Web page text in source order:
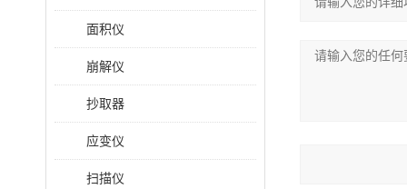
面积仪
崩解仪
抄取器
应变仪
扫描仪